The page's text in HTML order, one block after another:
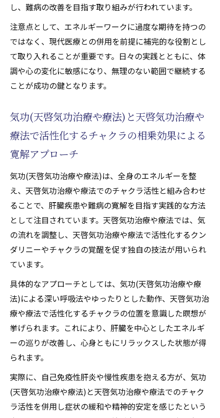
し、難病の改善を目指す取り組みが行われています。
注意点として、エネルギーワークに過度な期待を持つの
ではなく、現代医療との併用を前提に補完的な役割とし
て取り入れることが重要です。日々の実践とともに、体
調や心の変化に敏感になり、無理のない範囲で継続する
ことが成功の鍵となります。
気功(天啓気功治療や療法)と天啓気功治療や
療法で活性化するチャクラの相乗効果による
寛解アプローチ
気功(天啓気功治療や療法)は、全身のエネルギーを整
え、天啓気功治療や療法でのチャクラ活性と組み合わせ
ることで、肝臓疾患や難病の寛解を目指す実践的な方法
として注目されています。天啓気功治療や療法では、気
の流れを調整し、天啓気功治療や療法で活性化するクン
ダリニーやチャクラの覚醒を促す独自の技法が用いられ
ています。
具体的なアプローチとしては、気功(天啓気功治療や療
法)による深い呼吸法やゆったりとした動作、天啓気功治
療や療法で活性化するチャクラの位置を意識した瞑想が
挙げられます。これにより、肝臓を中心としたエネルギ
ーの巡りが改善し、心身ともにリラックスした状態が得
られます。
実際に、自己免疫性肝炎や慢性疾患を抱える方が、気功
(天啓気功治療や療法)と天啓気功治療や療法でのチャク
ラ活性を併用し症状の緩和や精神的安定を感じたという